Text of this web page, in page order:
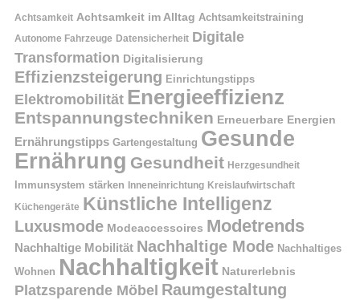
Achtsamkeit Achtsamkeit im Alltag Achtsamkeitstraining
Autonome Fahrzeuge Datensicherheit Digitale
Transformation Digitalisierung
Effizienzsteigerung Einrichtungstipps
Elektromobilität Energieeffizienz
Entspannungstechniken Erneuerbare Energien
Ernährungstipps Gartengestaltung Gesunde
Ernährung Gesundheit Herzgesundheit
Immunsystem stärken Inneneinrichtung Kreislaufwirtschaft
Küchengeräte Künstliche Intelligenz
Luxusmode Modeaccessoires Modetrends
Nachhaltige Mobilität Nachhaltige Mode Nachhaltiges
Wohnen Nachhaltigkeit Naturerlebnis
Platzsparende Möbel Raumgestaltung